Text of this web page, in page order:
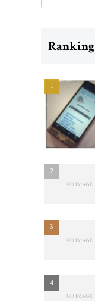
Ranking